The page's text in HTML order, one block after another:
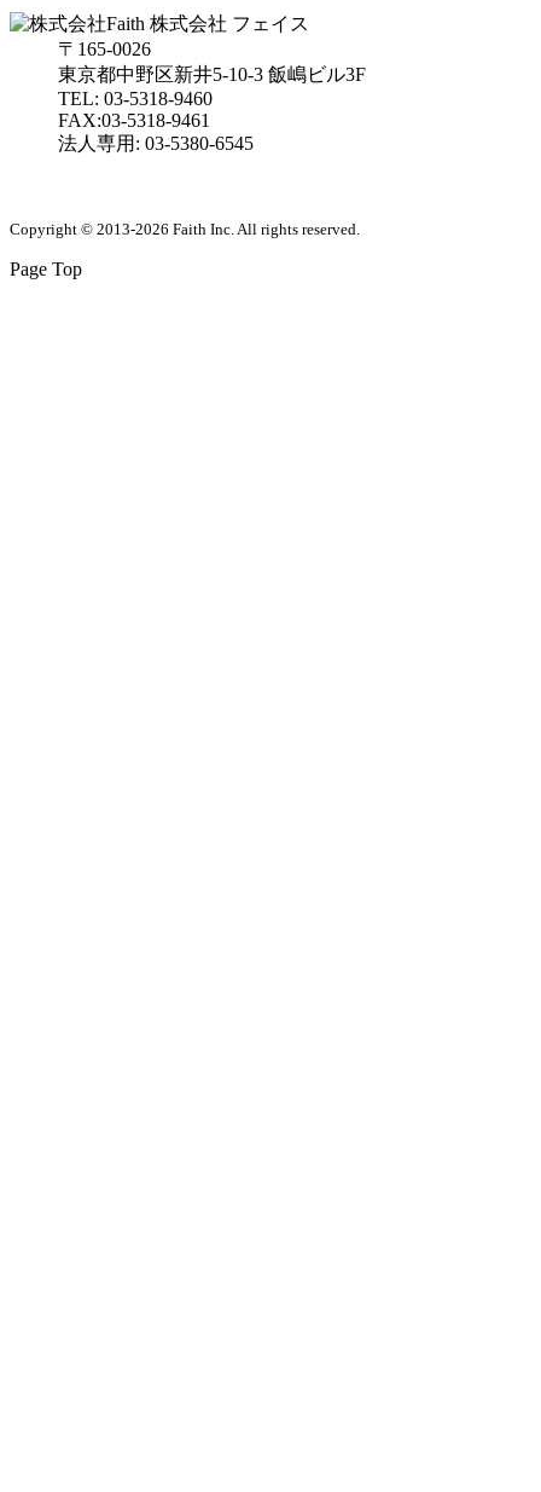
株式会社 フェイス
〒165-0026
東京都中野区新井5-10-3 飯嶋ビル3F
TEL: 03-5318-9460
FAX:03-5318-9461
法人専用: 03-5380-6545
Copyright © 2013-2026 Faith Inc. All rights reserved.
Page Top